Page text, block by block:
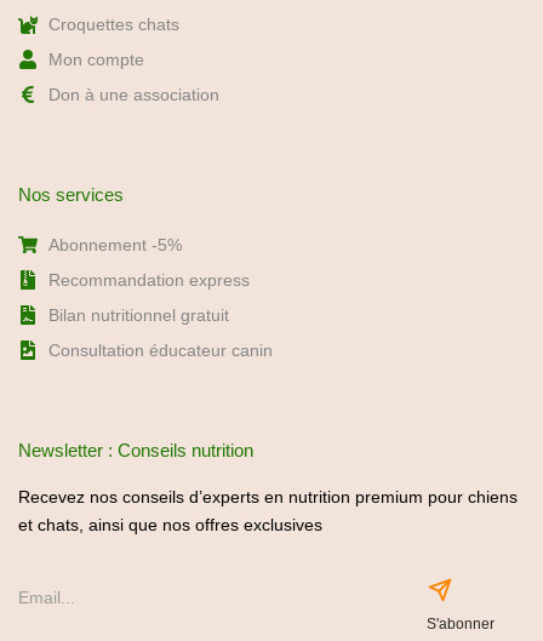
Croquettes chats
Mon compte
Don à une association
Nos services
Abonnement -5%
Recommandation express
Bilan nutritionnel gratuit
Consultation éducateur canin
Newsletter : Conseils nutrition
Recevez nos conseils d’experts en nutrition premium pour chiens
et chats, ainsi que nos offres exclusives